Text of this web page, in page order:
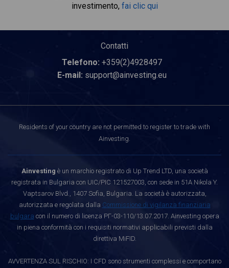
investimento, fai clic qui
Contatti
Telefono: +359(2)4928497
E-mail: support@ainvesting.eu
Residents of your country are not permitted to register to trade with
Ainvesting.
Ainvesting è un marchio registrato di Up Trend LTD, una società
registrata in Bulgaria con UIC/PIC 121527003, con sede in 51A Nikola Y.
Vaptsarov Blvd., 1407 Sofia, Bulgaria. La società è autorizzata,
autorizzata e regolata dalla Commissione di vigilanza finanziaria
bulgara con il numero di licenza РГ-03-110/13.07.2017. Ainvesting opera
in piena conformità con i requisiti normativi applicabili previsti dalla
direttiva MiFID.
AVVERTENZA SUL RISCHIO: I CFD sono strumenti complessi e comportano